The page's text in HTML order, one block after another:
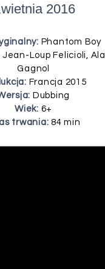
2016
Phantom Boy
Jean-Loup Felicioli,
Gagnol
Francja 2015
Dubbing
Wiek: 6+
trwania: 84 min